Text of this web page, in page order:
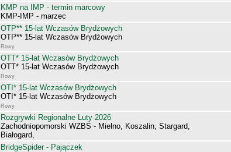
KMP na IMP - termin marcowy
KMP-IMP - marzec
OTP** 15-lat Wczasów Brydżowych
OTP** 15-lat Wczasów Brydżowych
Rowy
OTT* 15-lat Wczasów Brydżowych
OTT* 15-lat Wczasów Brydżowych
Rowy
OTI* 15-lat Wczasów Brydżowych
OTI* 15-lat Wczasów Brydżowych
Rowy
Rozgrywki Regionalne Luty 2026
Zachodniopomorski WZBS - Mielno, Koszalin, Stargard,
Białogard,
BridgeSpider - Pajączek